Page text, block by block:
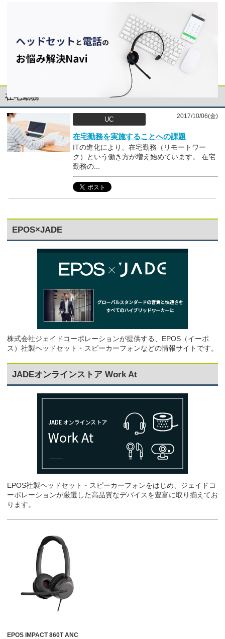
在宅勤務
2017/10/06(金)
UC
在宅勤務を実施することへの課題
ITの進化により、在宅勤務（リモートワー
ク）という働き方が増え始めています。 在宅
勤務の...
EPOS×JADE
株式会社ジェイドコーポレーションが提供する、EPOS（イーポ
ス）社製ヘッドセット・スピーカーフォンなどの情報サイトです。
JADEオンラインストア Work At
EPOS社製ヘッドセット・スピーカーフォンをはじめ、ジェイドコ
ーポレーションが厳選した高品質なデバイスを豊富に取り揃えてお
ります。
EPOS IMPACT 860T ANC